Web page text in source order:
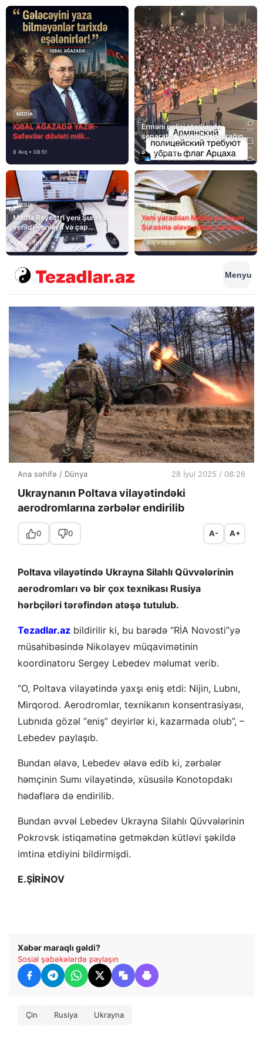
MEDİA
İQBAL AĞAZADƏ YAZIR-
Səfəvilər dövləti milli
8 Avq • 08:51
Erməni polisi stadionda
separatçı “Artsax”ın bayrağını
müsadirə etdi və…
8 Avq • 08:39
MEDİA
Media Reyestri yeni Şuraya
verildi – onlayn və çap
mediasını nə gözləyir?
7 Avq • 15:14
MEDİA
Yeni yaradılan Media və Yayım
Şurasına əlavə olaraq bu hüquq
və vəzifələr də verilib
7 Avq • 14:38
Menyu
Ana səhifə / Dünya 28 İyul 2025 / 08:26
Ukraynanın Poltava vilayətindəki
aerodromlarına zərbələr endirilib
0 0 A- A+
Poltava vilayətində Ukrayna Silahlı Qüvvələrinin
aerodromları və bir çox texnikası Rusiya
hərbçiləri tərəfindən atəşə tutulub.
Tezadlar.az bildirilir ki, bu barədə “RİA Novosti”yə
müsahibəsində Nikolayev müqavimətinin
koordinatoru Sergey Lebedev məlumat verib.
“O, Poltava vilayətində yaxşı eniş etdi: Nijin, Lubnı,
Mirqorod. Aerodromlar, texnikanın konsentrasiyası,
Lubnıda gözəl “eniş” deyirlər ki, kazarmada olub”, –
Lebedev paylaşıb.
Bundan əlavə, Lebedev əlavə edib ki, zərbələr
həmçinin Sumı vilayətində, xüsusilə Konotopdakı
hədəflərə də endirilib.
Bundan əvvəl Lebedev Ukrayna Silahlı Qüvvələrinin
Pokrovsk istiqamətinə getməkdən kütləvi şəkildə
imtina etdiyini bildirmişdi.
E.ŞİRİNOV
Xəbər maraqlı gəldi?
Sosial şəbəkələrdə paylaşın
Çin Rusiya Ukrayna